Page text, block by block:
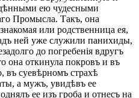
ею чудесными
Промысла. Такъ, она
или родственница ея,
ней уже служили панихиды,
до погребенія вдругъ
она откинула покровъ и въ
въ суевѣрномъ страхѣ
а мужъ, увидѣвъ ее
ее изъ гроба и отнесъ на